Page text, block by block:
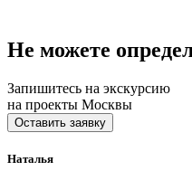
Не можете
Запишитесь на экскурсию
на проекты Москвы
Оставить заявку
Наталья